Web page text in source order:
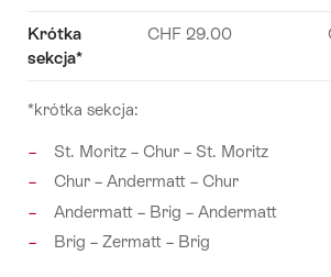
Krótka
sekcja*
CHF 29.00
*krótka sekcja:
St. Moritz – Chur – St. Moritz
Chur – Andermatt – Chur
Andermatt – Brig – Andermatt
Brig – Zermatt – Brig